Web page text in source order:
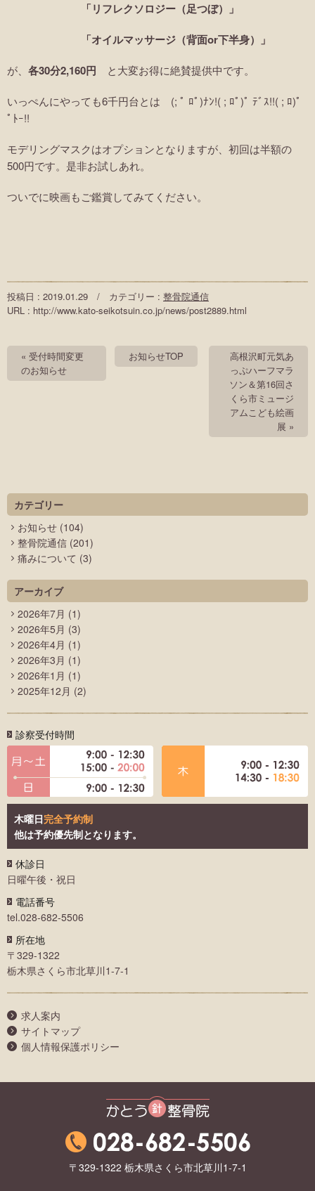
「リフレクソロジー（足つぼ）」
「オイルマッサージ（背面or下半身）」
が、 各30分2,160円 と大変お得に絶賛提供中です。
いっぺんにやっても6千円台とは (; ﾟ ﾛﾟ)ﾅﾝ!( ; ﾛﾟ)ﾟ ﾃﾞｽ!!( ; ﾛ)ﾟ
ﾟﾄｰ!!
モデリングマスクはオプションとなりますが、初回は半額の
500円です。是非お試しあれ。
ついでに映画もご鑑賞してみてください。
投稿日 : 2019.01.29 / カテゴリー : 整骨院通信
URL : http://www.kato-seikotsuin.co.jp/news/post2889.html
« 受付時間変更
のお知らせ
高根沢町元気あ
っぷハーフマラ
ソン＆第16回さ
くら市ミュージ
アムこども絵画
展 »
お知らせTOP
カテゴリー
お知らせ (104)
整骨院通信 (201)
痛みについて (3)
アーカイブ
2026年7月 (1)
2026年5月 (3)
2026年4月 (1)
2026年3月 (1)
2026年1月 (1)
2025年12月 (2)
診察受付時間
木曜日完全予約制
他は予約優先制となります。
休診日
日曜午後・祝日
電話番号
tel.028-682-5506
所在地
〒329-1322
栃木県さくら市北草川1-7-1
求人案内
サイトマップ
個人情報保護ポリシー
かとう整骨院
〒329-1322 栃木県さくら市北草川1-7-1